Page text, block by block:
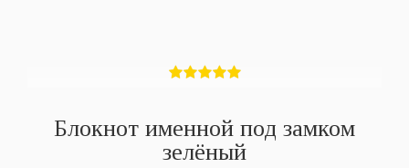
Блокнот именной под замком
зелёный